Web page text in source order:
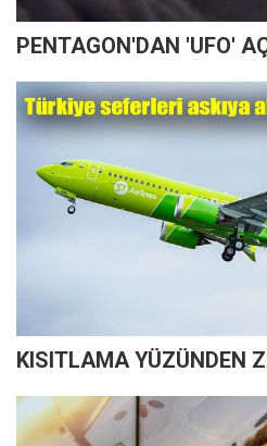
PENTAGON'DAN 'UFO'
KISITLAMA YÜZÜNDEN